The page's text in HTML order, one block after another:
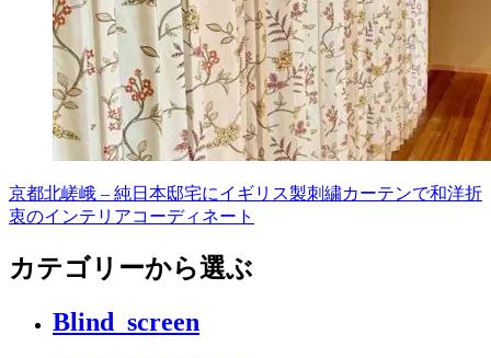
京都北嵯峨 – 純日本邸宅にイギリス製刺繍カーテンで和洋折
衷のインテリアコーディネート
カテゴリーから選ぶ
Blind_screen